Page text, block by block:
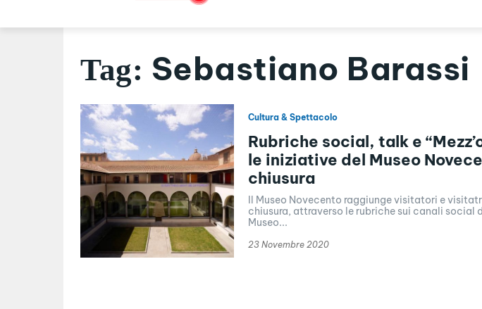
Tag: Sebastiano Barassi
Cultura & Spettacolo
Rubriche social, talk e
le iniziative del Museo
chiusura
Il Museo Novecento raggiunge visitatori e
chiusura, attraverso le rubriche sui canali social
Museo...
23 Novembre 2020